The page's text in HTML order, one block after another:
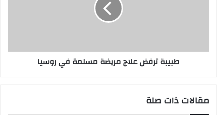
طبيبة ترفض علاج مريضة مسلمة في روسيا
مقالات ذات صلة